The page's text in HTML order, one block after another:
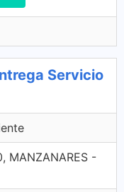
Servicio
MANZANARES -